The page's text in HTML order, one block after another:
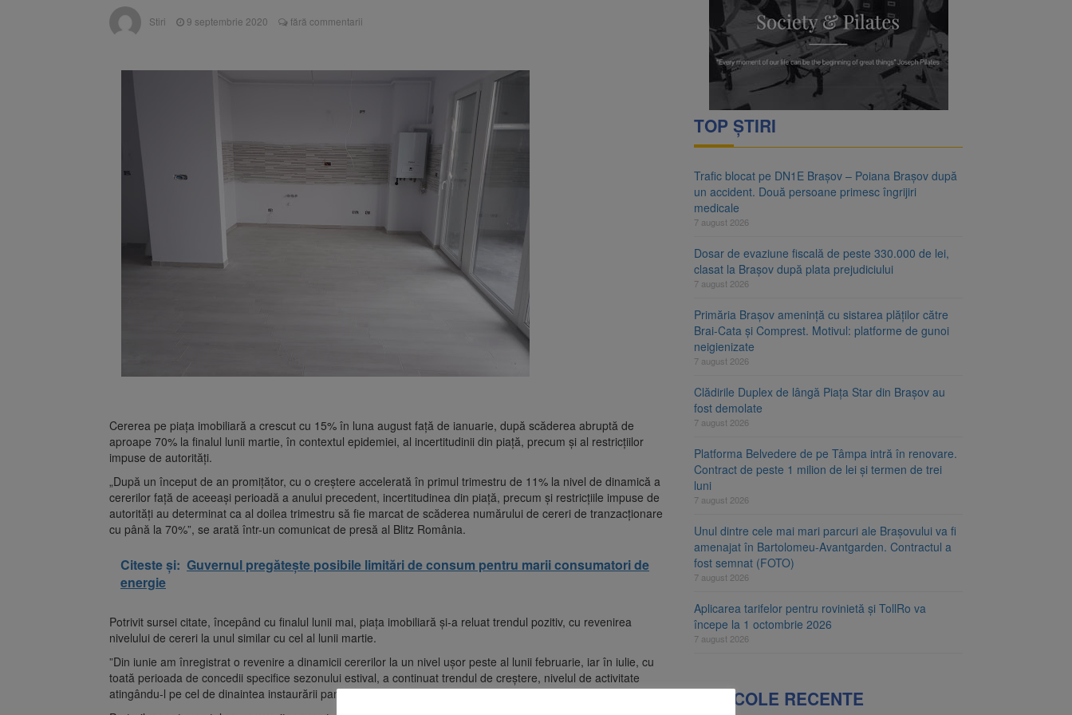
Unul dintre cele mai mari parcuri ale Brașovului va fi amenajat în Bartolomeu-Avantgarden. Contractul a
fost semnat (FOTO)
Trafic blocat pe DN1E Brașov – Poiana Brașov după un accident. Două persoane primesc îngrijiri
Stiri 9 septembrie 2020 fără commentarii
Cererea pe piața imobiliară a crescut cu 15% în luna august față de ianuarie, după scăderea abruptă de
aproape 70% la finalul lunii martie, în contextul epidemiei, al incertitudinii din piață, precum și al restricțiilor
impuse de autorități.
„După un început de an promițător, cu o creștere accelerată în primul trimestru de 11% la nivel de dinamică a
cererilor față de aceeași perioadă a anului precedent, incertitudinea din piață, precum și restricțiile impuse de
autorități au determinat ca al doilea trimestru să fie marcat de scăderea numărului de cereri de tranzacționare
cu până la 70%”, se arată într-un comunicat de presă al Blitz România.
Citeste și: Guvernul pregătește posibile limitări de consum pentru marii consumatori de
energie
Potrivit sursei citate, începând cu finalul lunii mai, piața imobiliară și-a reluat trendul pozitiv, cu revenirea
nivelului de cereri la unul similar cu cel al lunii martie.
”Din iunie am înregistrat o revenire a dinamicii cererilor la un nivel ușor peste al lunii februarie, iar în iulie, cu
toată perioada de concedii specifice sezonului estival, a continuat trendul de creștere, nivelul de activitate
atingându-l pe cel de dinaintea instaurării pandemiei”, declară Cătălin Priscorniță, CEO Blitz România.
TOP ȘTIRI
Trafic blocat pe DN1E Brașov – Poiana Brașov după
un accident. Două persoane primesc îngrijiri
medicale
7 august 2026
Dosar de evaziune fiscală de peste 330.000 de lei,
clasat la Brașov după plata prejudiciului
7 august 2026
Primăria Brașov amenință cu sistarea plăților către
Brai-Cata și Comprest. Motivul: platforme de gunoi
neigienizate
7 august 2026
Clădirile Duplex de lângă Piața Star din Brașov au
fost demolate
7 august 2026
Platforma Belvedere de pe Tâmpa intră în renovare.
Contract de peste 1 milion de lei și termen de trei
luni
7 august 2026
Unul dintre cele mai mari parcuri ale Brașovului va fi
amenajat în Bartolomeu-Avantgarden. Contractul a
fost semnat (FOTO)
7 august 2026
Aplicarea tarifelor pentru rovinietă și TollRo va
începe la 1 octombrie 2026
7 august 2026
ARTICOLE RECENTE